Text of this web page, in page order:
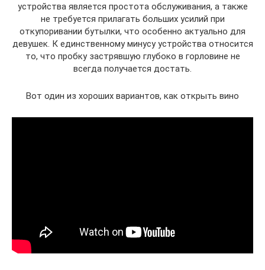
устройства является простота обслуживания, а также
не требуется прилагать больших усилий при
откупоривании бутылки, что особенно актуально для
девушек. К единственному минусу устройства относится
то, что пробку застрявшую глубоко в горловине не
всегда получается достать.
Вот один из хороших вариантов, как открыть вино